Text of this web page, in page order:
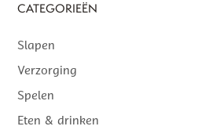
CATEGORIEËN
Slapen
Verzorging
Spelen
Eten & drinken